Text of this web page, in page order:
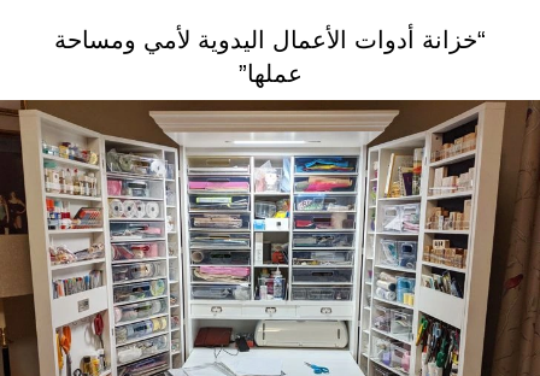
“خزانة أدوات الأعمال اليدوية لأمي ومساحة
عملها”